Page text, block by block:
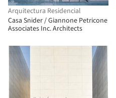
Arquitectura Residencial
Casa Snider / Giannone Petricone
Associates Inc. Architects